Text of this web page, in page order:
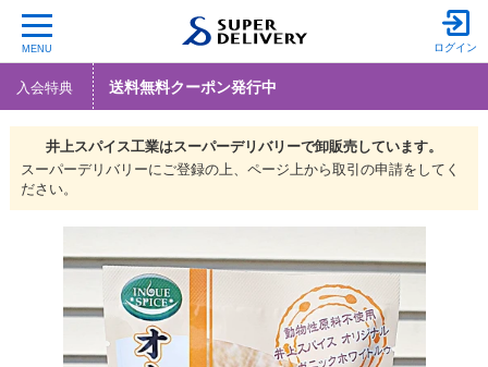
MENU ログイン
入会特典 送料無料クーポン発行中
井上スパイス工業はスーパーデリバリーで卸販売しています。
スーパーデリバリーにご登録の上、ページ上から取引の申請をしてく
ださい。